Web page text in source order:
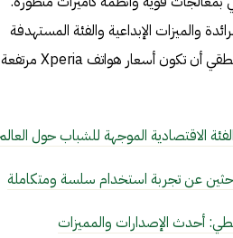
والميزات الإبداعية والفئة المستهدفة
من المحترفين، يصبح من المنطقي أن تكون أسعار هواتف Xperia مرتفعة
الاقتصادية الموجهة للشباب حول
عن تجربة استخدام سلسة ومتكاملة
أحدث الإصدارات والمميزات